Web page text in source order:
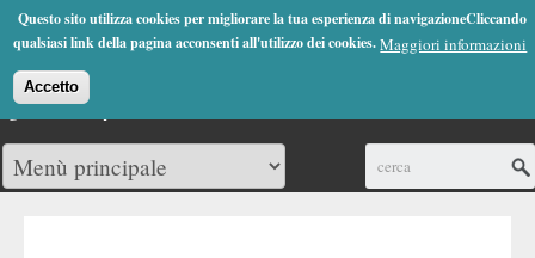
Questo sito utilizza cookies per migliorare la tua esperienza di navigazioneCliccando
qualsiasi link della pagina acconsenti all'utilizzo dei cookies.Maggiori informazioni
Accetto
Jump to Navigation
(0)